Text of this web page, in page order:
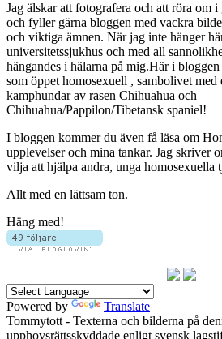
Jag älskar att fotografera och att röra om
och fyller gärna bloggen med vackra
och viktiga ämnen. När jag inte hänger
universitetssjukhus och med all
hängandes i hälarna på mig.Här i
som öppet homosexuell , sambolivet med
kamphundar av rasen Chihuahua och
Chihuahua/Pappilon/Tibetansk spaniel!
I bloggen kommer du även få läsa om
upplevelser och mina tankar. Jag skriver
vilja att hjälpa andra, unga homosexuella
Allt med en lättsam ton.
Häng med!
Powered by
Translate
Tommytott - Texterna och bilderna på
upphovsrättsskyddade enligt svensk